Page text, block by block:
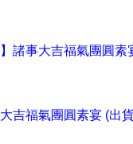
】諸事大吉福氣團圓
吉福氣團圓素宴 (出